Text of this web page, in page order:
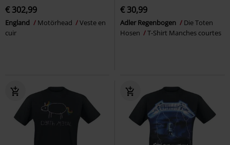
€ 302,99
England Motörhead
Veste en
cuir
€ 30,99
Adler Regenbogen
Die Toten
Hosen
T-Shirt Manches courtes